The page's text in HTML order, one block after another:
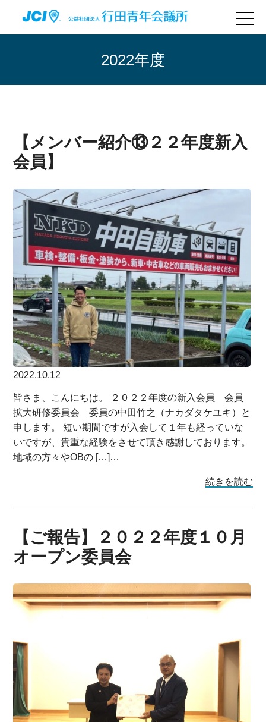
2022年度
【メンバー紹介⑬２２年度新入
会員】
2022.10.12
皆さま、こんにちは。 ２０２２年度の新入会員 会員
拡大研修委員会 委員の中田竹之（ナカダタケユキ）と
申します。 短い期間ですが入会して１年も経っていな
いですが、貴重な経験をさせて頂き感謝しております。
地域の方々やOBの […]…
続きを読む
【ご報告】２０２２年度１０月
オープン委員会